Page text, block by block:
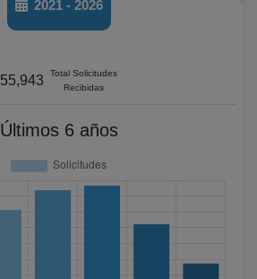
2021 - 2026
55,943
Total Solicitudes
Recibidas
Últimos 6 años